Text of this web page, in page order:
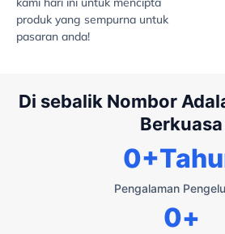
produk yang sempurna untuk
pasaran anda!
Di sebalik Nombor
Berkuasa
Pengalaman
0
0+